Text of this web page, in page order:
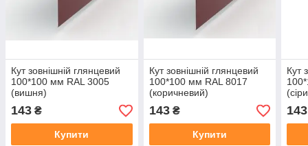
Кут зовнішній глянцевий
100*100 мм RAL 3005
(вишня)
143 ₴
Купити
Кут зовнішній глянцевий
100*100 мм RAL 8017
(коричневий)
143₴
Купити
Кут
143